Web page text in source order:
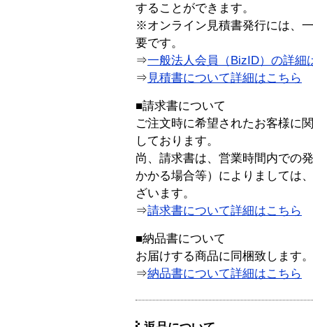
することができます。
※オンライン見積書発行には、
要です。
⇒一般法人会員（BizID）の詳細
⇒ 見積書について詳細はこちら
■請求書について
ご注文時に希望されたお客様に
しております。
尚、請求書は、営業時間内での
かかる場合等）によりましては
ざいます。
⇒請求書について詳細はこちら
■納品書について
お届けする商品に同梱致します。
⇒納品書について詳細はこちら